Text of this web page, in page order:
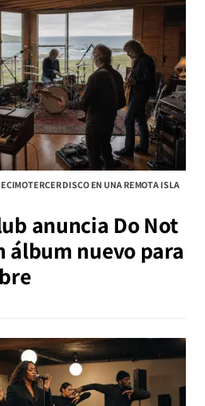
DISCO EN UNA REMOTA ISLA
anuncia Do Not
álbum nuevo para